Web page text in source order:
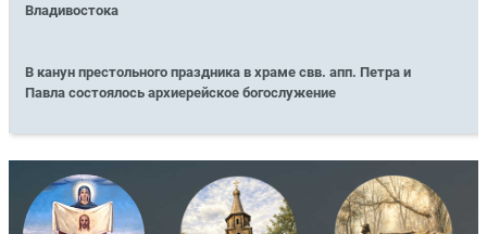
Владивостока
В канун престольного праздника в храме свв. апп. Петра и
Павла состоялось архиерейское богослужение